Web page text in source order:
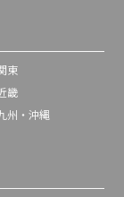
東
畿
州・沖縄